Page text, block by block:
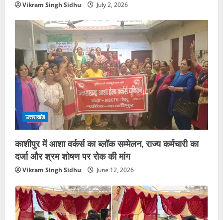
Vikram Singh Sidhu July 2, 2026
उत्तराखंड
काशीपुर में आशा वर्कर्स का ब्लॉक सम्मेलन, राज्य कर्मचारी का
दर्जा और श्रम शोषण पर रोक की मांग
Vikram Singh Sidhu June 12, 2026